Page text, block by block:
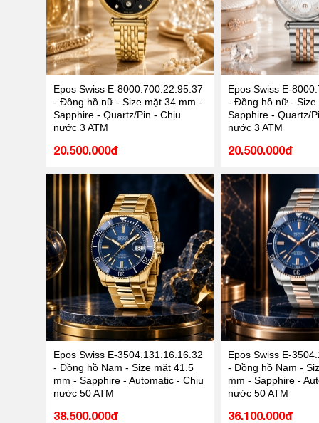
Epos Swiss E-8000.700.22.95.37
- Đồng hồ nữ - Size mặt 34 mm -
Sapphire - Quartz/Pin - Chịu
nước 3 ATM
20.500.000đ
Epos Swiss E-
- Đồng hồ nữ - Size
Sapphire - Quartz/
nước 3 ATM
20.500.000đ
Epos Swiss E-3504.131.16.16.32
- Đồng hồ Nam - Size mặt 41.5
mm - Sapphire - Automatic - Chịu
nước 50 ATM
38.500.000đ
Epos Swiss E-
- Đồng hồ Nam -
mm - Sapphire -
nước 50 ATM
36.100.000đ